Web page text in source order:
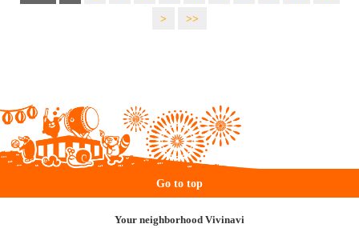
>
>>
Go to top
Your neighborhood Vivinavi